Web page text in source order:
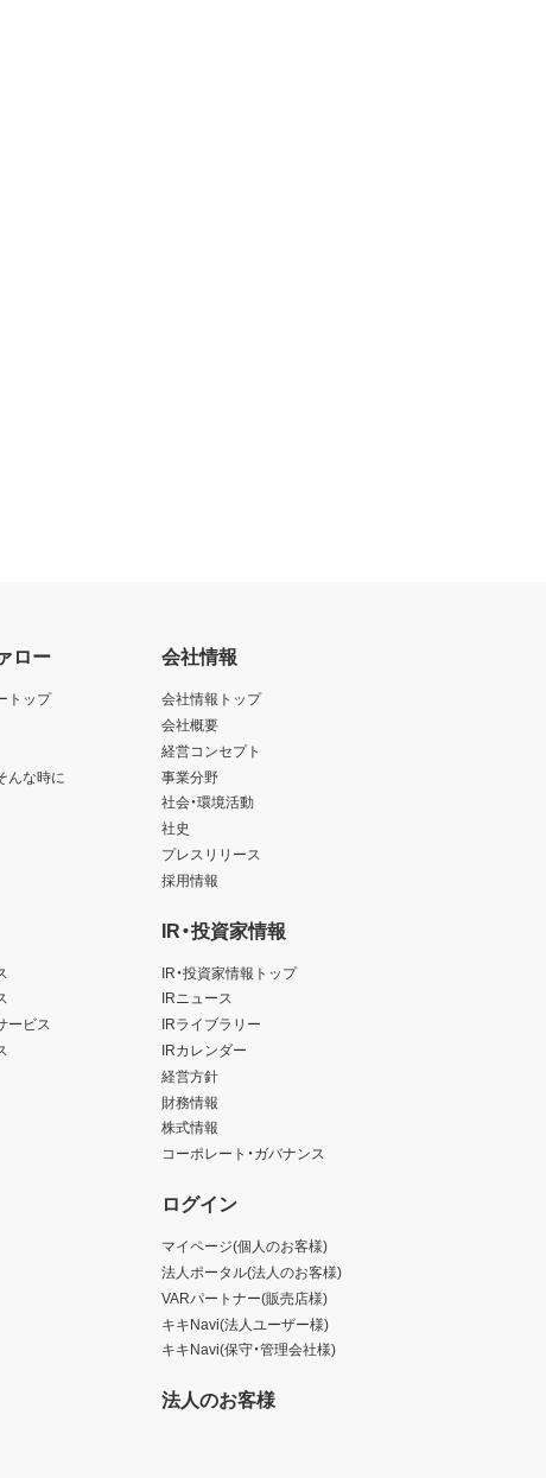
ロー
トップ
んな時に
ービス
会社情報
会社情報トップ
会社概要
経営コンセプト
事業分野
社会・環境活動
社史
プレスリリース
採用情報
IR・投資家情報
IR・投資家情報トップ
IRニュース
IRライブラリー
IRカレンダー
経営方針
財務情報
株式情報
コーポレート・ガバナンス
ログイン
マイページ(個人のお客様)
法人ポータル(法人のお客様)
VARパートナー(販売店様)
キキNavi(法人ユーザー様)
キキNavi(保守・管理会社様)
法人のお客様